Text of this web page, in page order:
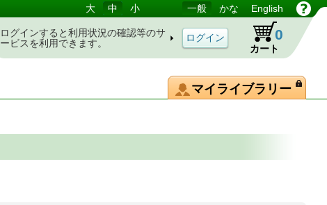
大 中 小 一般 かな English
ログインすると利用状況の確認等のサ
ービスを利用できます。
カート
0
マイライブラリー